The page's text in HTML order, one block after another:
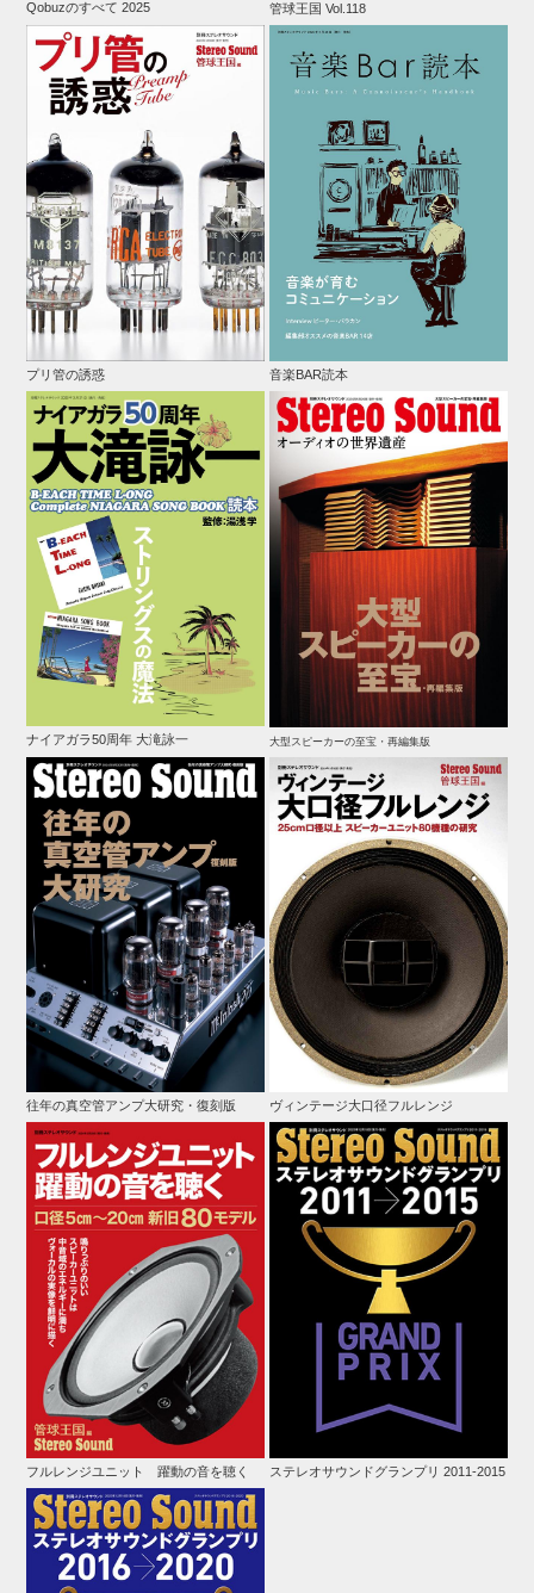
Qobuzのすべて 2025 管球王国 Vol.118
プリ管の誘惑 音楽BAR読本
ナイアガラ50周年 大滝詠一 大型スピーカーの至宝・再編集版
往年の真空管アンプ大研究・復刻版 ヴィンテージ大口径フルレンジ
フルレンジユニット 躍動の音を聴く ステレオサウンドグランプリ 2011-2015